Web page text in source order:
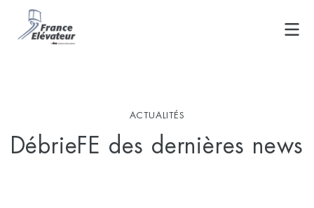
ACTUALITÉS
DébrieFE des dernières news